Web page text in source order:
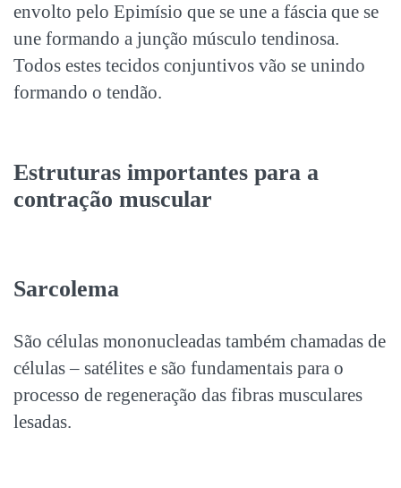
envolto pelo Epimísio que se une a fáscia que se
une formando a junção músculo tendinosa.
Todos estes tecidos conjuntivos vão se unindo
formando o tendão.
Estruturas importantes para a
contração muscular
Sarcolema
São células mononucleadas também chamadas de
células – satélites e são fundamentais para o
processo de regeneração das fibras musculares
lesadas.